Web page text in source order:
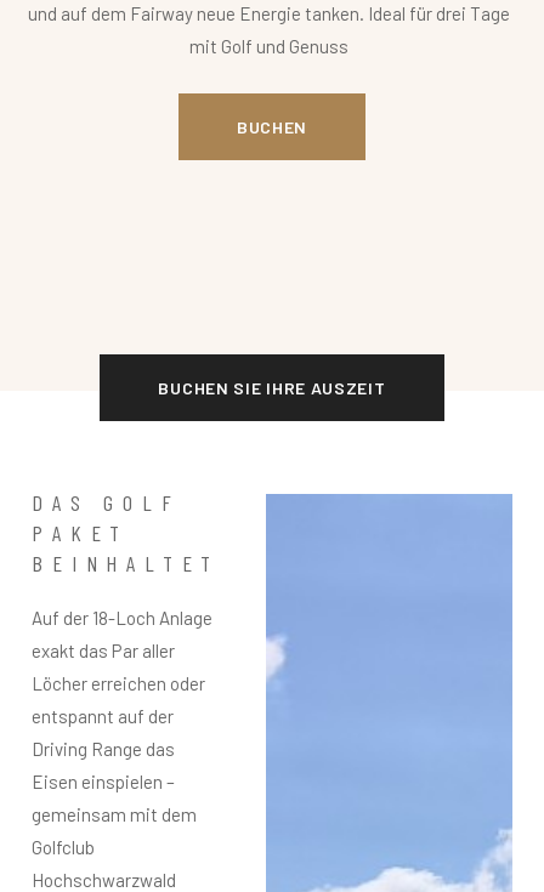
und auf dem Fairway neue Energie tanken. Ideal für drei Tage
mit Golf und Genuss
BUCHEN
BUCHEN SIE IHRE AUSZEIT
DAS GOLF
PAKET
BEINHALTET
Auf der 18-Loch Anlage
exakt das Par aller
Löcher erreichen oder
entspannt auf der
Driving Range das
Eisen einspielen –
gemeinsam mit dem
Golfclub
Hochschwarzwald